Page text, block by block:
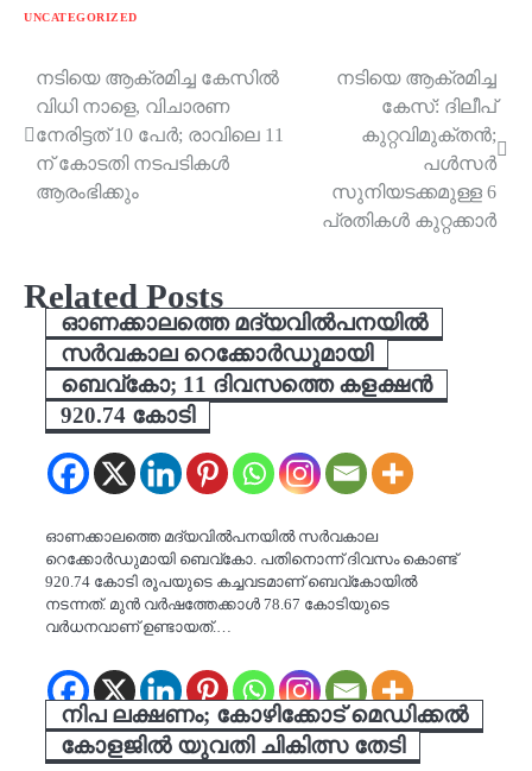
UNCATEGORIZED
Post
navigation
നടിയെ ആക്രമിച്ച കേസില്‍
വിധി നാളെ, വിചാരണ
നേരിട്ടത് 10 പേർ; രാവിലെ 11
ന് കോടതി നടപടികൾ
ആരംഭിക്കും
നടിയെ ആക്രമിച്ച
കേസ്: ദിലീപ്
കുറ്റവിമുക്തൻ;
പള്‍സര്‍
സുനിയടക്കമുള്ള 6
പ്രതികള്‍ കുറ്റക്കാര്‍
Related Posts
ഓണക്കാലത്തെ മദ്യവിൽപനയിൽ
സർവകാല റെക്കോർഡുമായി
ബെവ്‌കോ; 11 ദിവസത്തെ കളക്ഷന്‍
920.74 കോടി
ഓണക്കാലത്തെ മദ്യവില്‍പനയില്‍ സര്‍വകാല
റെക്കോര്‍ഡുമായി ബെവ്‌കോ. പതിനൊന്ന് ദിവസം കൊണ്ട്
920.74 കോടി രൂപയുടെ കച്ചവടമാണ് ബെവ്‌കോയില്‍
നടന്നത്. മുന്‍ വര്‍ഷത്തേക്കാള്‍ 78.67 കോടിയുടെ
വര്‍ധനവാണ് ഉണ്ടായത്.…
നിപ ലക്ഷണം; കോഴിക്കോട് മെഡിക്കൽ
കോളജിൽ യുവതി ചികിത്സ തേടി